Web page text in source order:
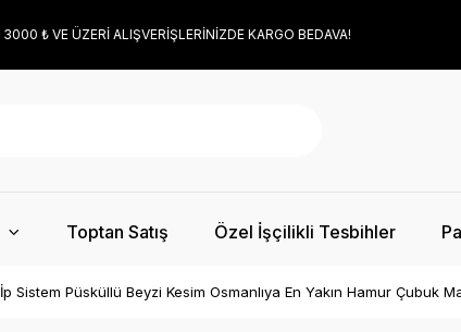
3000 ₺ VE ÜZERİ ALIŞVERİŞLERİNİZDE KARGO BEDAVA!
Toptan Satış Özel İşçilikli Tesbihler
İp Sistem Püsküllü Beyzi Kesim Osmanlıya En Yakın Hamur Çubuk